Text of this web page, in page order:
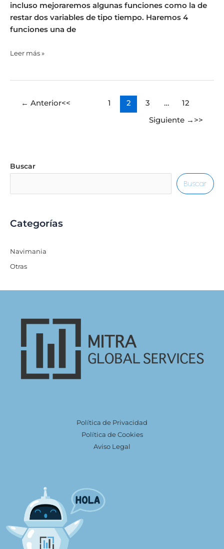
incluso mejoraremos algunas funciones como la de
restar dos variables de tipo tiempo. Haremos 4
funciones una de
Leer más »
← Anterior 1 2 3 …
12
Siguiente →
Buscar
Buscar
Categorías
Navimania
Otras
Política de Privacidad
Política de Cookies
Aviso Legal